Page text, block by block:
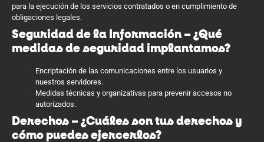
para la ejecución de los servicios contratados o en cumplimiento de
obligaciones legales.
Seguridad de la Información – ¿Qué
medidas de seguridad implantamos?
Encriptación de las comunicaciones entre los usuarios y
nuestros servidores.
Medidas técnicas y organizativas para prevenir accesos no
autorizados.
Derechos – ¿Cuáles son tus derechos y
cómo puedes ejercerlos?